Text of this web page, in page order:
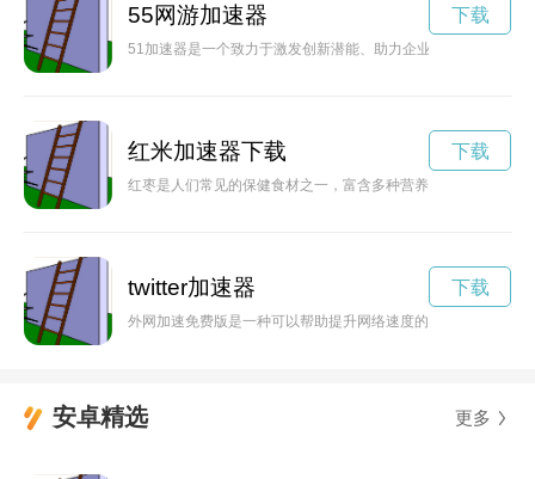
55网游加速器
51加速器是一个致力于激发创新潜能、助力企业加速发展的平
下载
红米加速器下载
红枣是人们常见的保健食材之一，富含多种营养物质，有益于
下载
twitter加速器
外网加速免费版是一种可以帮助提升网络速度的工具，让用户
下载
安卓精选 更多